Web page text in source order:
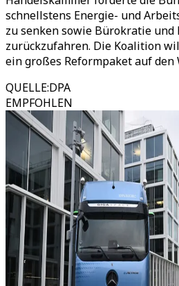
schnellstens Energie- und
zu senken sowie Bürokratie
zurückzufahren. Die Koalition
ein großes Reformpaket auf den
QUELLE:DPA
EMPFOHLEN